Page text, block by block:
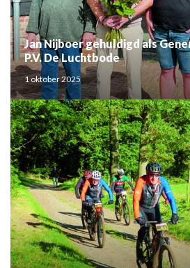
Jan Nijboer gehuldigd als
P.V. De Luchtbode
1 oktober 2025